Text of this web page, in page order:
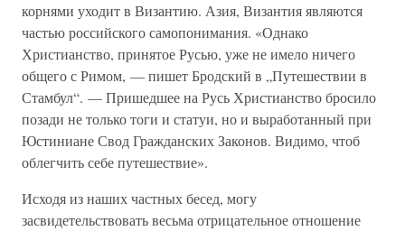
корнями уходит в Византию. Азия, Византия являются
частью российского самопонимания. «Однако
Христианство, принятое Русью, уже не имело ничего
общего с Римом, — пишет Бродский в „Путешествии в
Стамбул“. — Пришедшее на Русь Христианство бросило
позади не только тоги и статуи, но и выработанный при
Юстиниане Свод Гражданских Законов. Видимо, чтоб
облегчить себе путешествие».
Исходя из наших частных бесед, могу
засвидетельствовать весьма отрицательное отношение